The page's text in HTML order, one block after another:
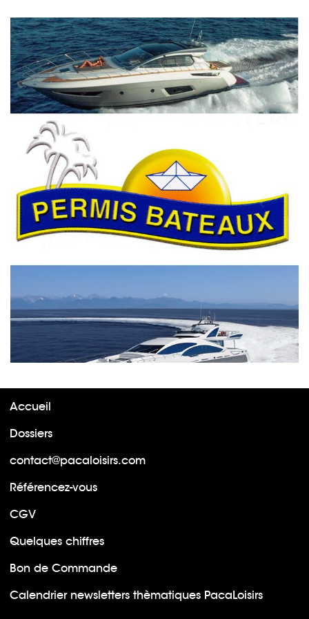
Accueil
Dossiers
contact@pacaloisirs.com
Référencez-vous
CGV
Quelques chiffres
Bon de Commande
Calendrier newsletters thèmatiques PacaLoisirs